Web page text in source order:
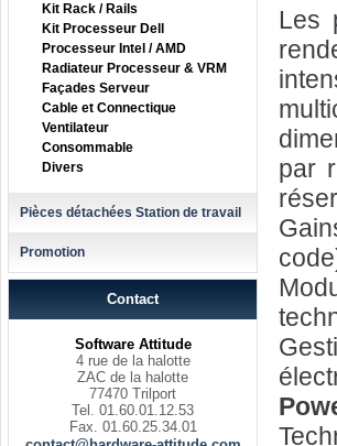
Kit Rack / Rails
Kit Processeur Dell
Processeur Intel / AMD
Radiateur Processeur & VRM
Façades Serveur
Cable et Connectique
Ventilateur
Consommable
Divers
Pièces détachées Station de travail
Promotion
Contact
Software Attitude
4 rue de la halotte
ZAC de la halotte
77470 Trilport
Tel. 01.60.01.12.53
Fax. 01.60.25.34.01
Les
par